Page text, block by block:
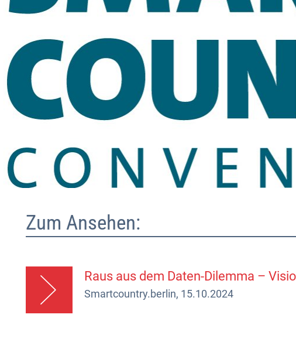
Zum Ansehen:
Raus aus dem Daten-Dilemma –
Smartcountry.berlin, 15.10.2024